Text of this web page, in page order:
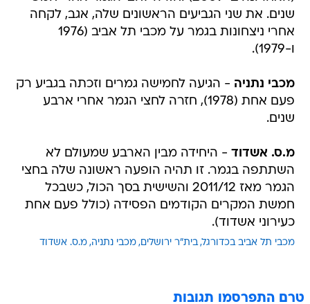
שנים. את שני הגביעים הראשונים שלה, אגב, לקחה
אחרי ניצחונות בגמר על מכבי תל אביב (1976
ו-1979).
מכבי נתניה - הגיעה לחמישה גמרים וזכתה בגביע רק
פעם אחת (1978), חזרה לחצי הגמר אחרי ארבע
שנים.
מ.ס. אשדוד - היחידה מבין הארבע שמעולם לא
השתתפה בגמר. זו תהיה הופעה ראשונה שלה בחצי
הגמר מאז 2011/12 והשישית בסך הכול, כשבכל
חמשת המקרים הקודמים הפסידה (כולל פעם אחת
כעירוני אשדוד).
מכבי תל אביב בכדורגל בית"ר ירושלים מכבי נתניה מ.ס. אשדוד
טרם התפרסמו תגובות